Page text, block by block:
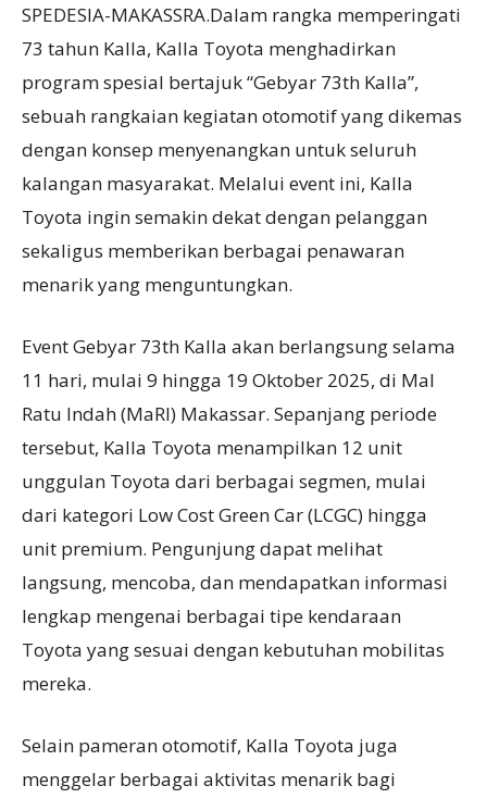
SPEDESIA-MAKASSRA.Dalam rangka memperingati
73 tahun Kalla, Kalla Toyota menghadirkan
program spesial bertajuk “Gebyar 73th Kalla”,
sebuah rangkaian kegiatan otomotif yang dikemas
dengan konsep menyenangkan untuk seluruh
kalangan masyarakat. Melalui event ini, Kalla
Toyota ingin semakin dekat dengan pelanggan
sekaligus memberikan berbagai penawaran
menarik yang menguntungkan.
Event Gebyar 73th Kalla akan berlangsung selama
11 hari, mulai 9 hingga 19 Oktober 2025, di Mal
Ratu Indah (MaRI) Makassar. Sepanjang periode
tersebut, Kalla Toyota menampilkan 12 unit
unggulan Toyota dari berbagai segmen, mulai
dari kategori Low Cost Green Car (LCGC) hingga
unit premium. Pengunjung dapat melihat
langsung, mencoba, dan mendapatkan informasi
lengkap mengenai berbagai tipe kendaraan
Toyota yang sesuai dengan kebutuhan mobilitas
mereka.
Selain pameran otomotif, Kalla Toyota juga
menggelar berbagai aktivitas menarik bagi